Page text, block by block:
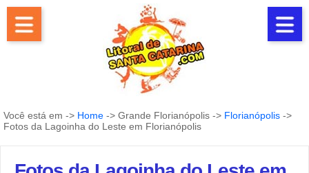
Você está em -> Home -> Grande Florianópolis -> Florianópolis ->
Fotos da Lagoinha do Leste em Florianópolis